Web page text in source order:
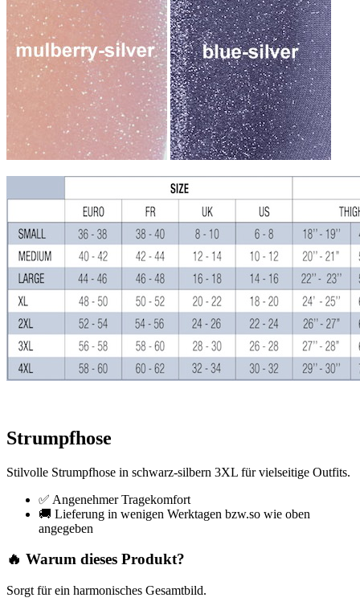
Strumpfhose
Stilvolle Strumpfhose in schwarz-silbern 3XL für vielseitige Outfits.
✅ Angenehmer Tragekomfort
🚚 Lieferung in wenigen Werktagen bzw.so wie oben
angegeben
🔥 Warum dieses Produkt?
Sorgt für ein harmonisches Gesamtbild.